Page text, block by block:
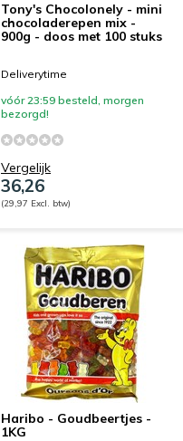
Tony's Chocolonely - mini
chocoladerepen mix -
900g - doos met 100 stuks
Deliverytime
vóór 23:59 besteld, morgen
bezorgd!
Vergelijk
36,26
(29,97 Excl. btw)
Haribo - Goudbeertjes -
1KG